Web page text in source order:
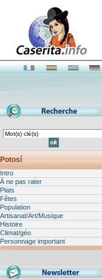
Potosí
Intro
À ne pas rater
Plats
Fêtes
Population
Artisanat/Art/Musique
Histoire
Climat/géo
Personnage important